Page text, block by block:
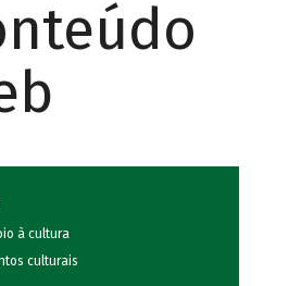
à cultura
culturais